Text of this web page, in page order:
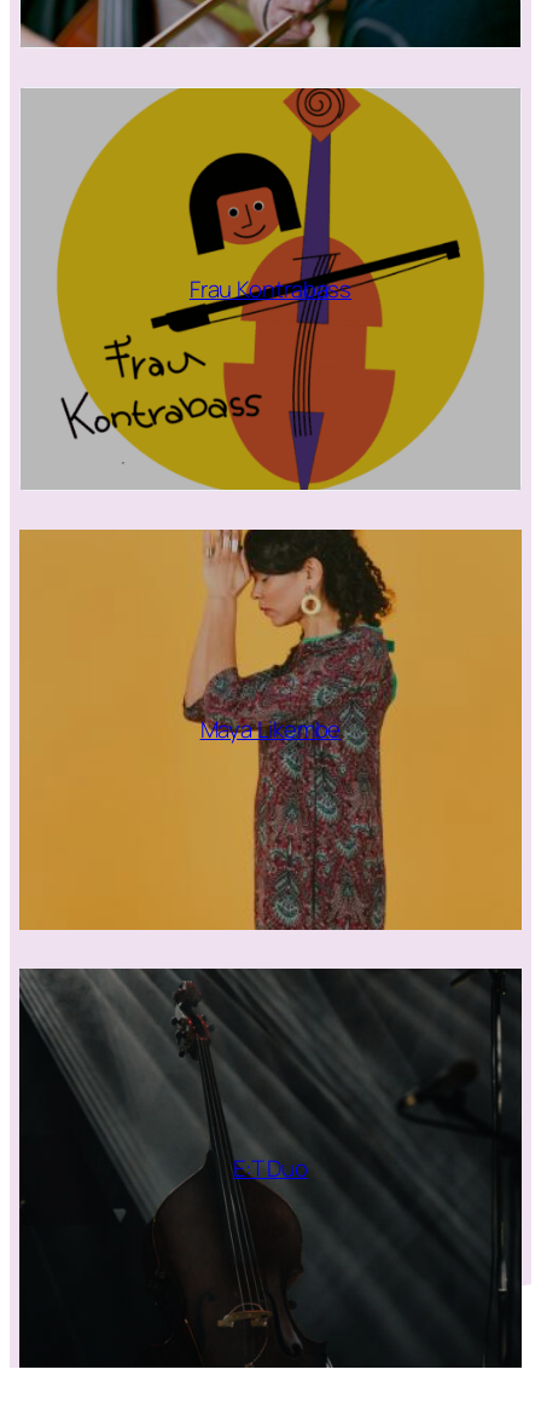
Frau Kontrabass
Maya Likembe
E:T Duo